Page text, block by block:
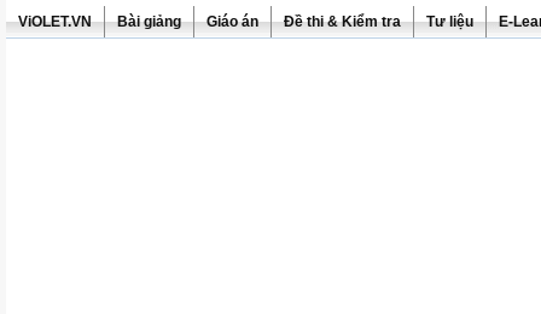
ViOLET.VN Bài giảng Giáo án Đề thi & Kiểm tra Tư liệu E-